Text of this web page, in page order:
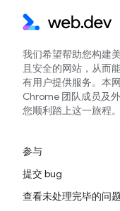
我们希望帮助您构建
且安全的网站，从而
有用户提供服务。本
Chrome 团队成员及
您顺利踏上这一旅程。
参与
提交 bug
查看未处理完毕的问题